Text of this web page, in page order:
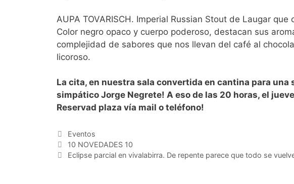
AUPA TOVARISCH. Imperial Russian Stout de Laugar
Color negro opaco y cuerpo poderoso, destacan sus
complejidad de sabores que nos llevan del café al
licoroso.
La cita, en nuestra sala convertida en cantina para
simpático Jorge Negrete! A eso de las 20 horas, el
Reservad plaza vía mail o teléfono!
Categorías
Eventos
10 NOVEDADES 10
Eclipse parcial en vivalabirra. De repente parece que todo se